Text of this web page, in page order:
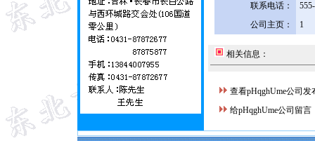
联系电话：
公司主页：
1
相关信息：
查看pHqghUme公司发
给pHqghUme公司留言